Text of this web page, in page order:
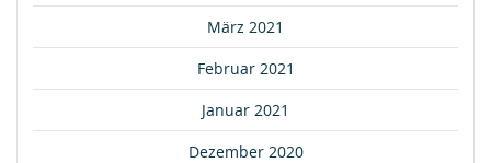
März 2021
Februar 2021
Januar 2021
Dezember 2020